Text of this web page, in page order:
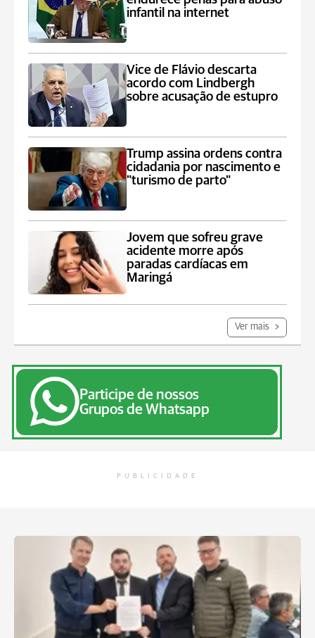
infantil na internet
Vice de Flávio descarta
acordo com Lindbergh
sobre acusação de estupro
Trump assina ordens contra
cidadania por nascimento e
"turismo de parto"
Jovem que sofreu grave
acidente morre após
paradas cardíacas em
Maringá
Ver mais
Participe de nossos
Grupos de Whatsapp
PUBLICIDADE